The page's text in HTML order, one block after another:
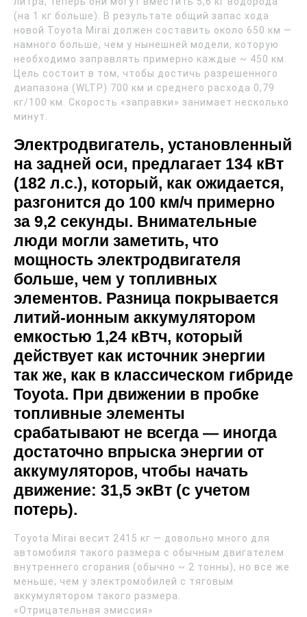
(на 1 кг больше). В результате общий запас хода
новой Toyota Mirai должен составить около 650 км —
намного больше, чем у нынешней модели, которую
необходимо заправлять примерно каждые ~ 450 км.
Цель состоит в том, чтобы достичь разрешенного
диапазона (WLTP) 700 км и среднего расхода 0,79
кг/100 км. Скорость «заправки» занимает несколько
минут.
Электродвигатель, установленный
на задней оси, предлагает 134 кВт
(182 л.с.), который, как ожидается,
разгонится до 100 км/ч примерно
за 9,2 секунды. Внимательные
люди могли заметить, что
мощность электродвигателя
больше, чем у топливных
элементов. Разница покрывается
литий-ионным аккумулятором
емкостью 1,24 кВтч, который
действует как источник энергии
так же, как в классическом гибриде
Toyota. При движении в пробке
топливные элементы
срабатывают не всегда — иногда
достаточно впрыска энергии от
аккумуляторов, чтобы начать
движение: 31,5 экВт (с учетом
потерь).
Toyota Mirai весит 2415 кг — довольно много для
автомобиля такого размера с обычным двигателем
внутреннего сгорания (обычно ~ 2 тонны), но все же
меньше, чем у электромобилей с тяговым
аккумулятором такого размера.
«Отрицательная эмиссия»